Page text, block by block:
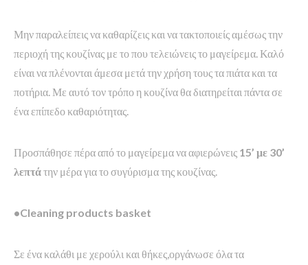
Μην παραλείπεις να καθαρίζεις και να τακτοποιείς αμέσως την
περιοχή της κουζίνας με το που τελειώνεις το μαγείρεμα. Καλό
είναι να πλένονται άμεσα μετά την χρήση τους τα πιάτα και τα
ποτήρια. Με αυτό τον τρόπο η κουζίνα θα διατηρείται πάντα σε
ένα επίπεδο καθαριότητας.
Προσπάθησε πέρα από το μαγείρεμα να αφιερώνεις 15’ με 30’
λεπτάτην μέρα για το συγύρισμα της κουζίνας.
•Cleaning products basket
Σε ένα καλάθι με χερούλι και θήκες,οργάνωσε όλα τα